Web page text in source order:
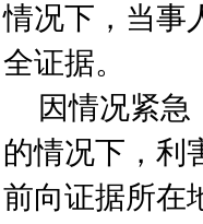
情况下，当事
全证据。
因情况紧
的情况下，利
前向证据所在